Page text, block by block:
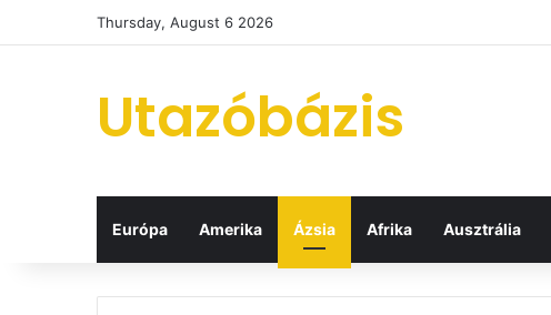
Thursday, August 6 2026
Utazóbázis
Európa Amerika Ázsia Afrika Ausztrália